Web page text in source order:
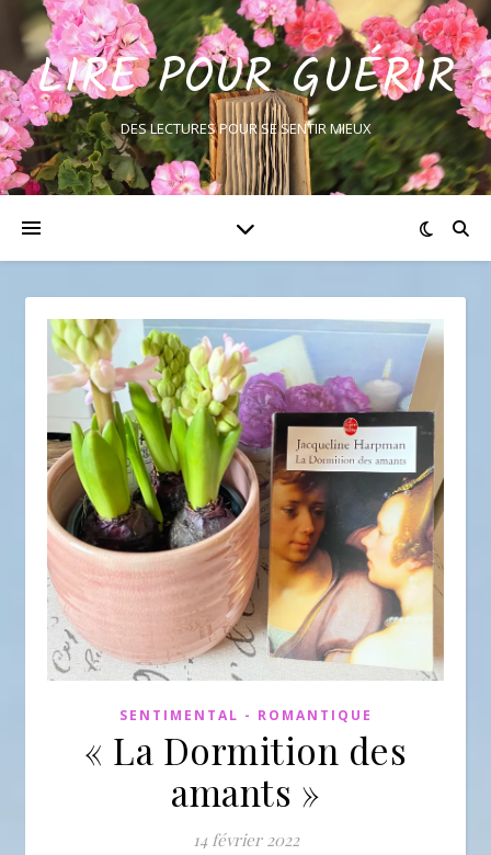
LIRE POUR GUÉRIR
DES LECTURES POUR SE SENTIR MIEUX
SENTIMENTAL - ROMANTIQUE
« La Dormition des
amants »
14 février 2022